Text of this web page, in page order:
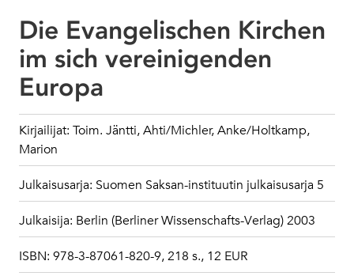
Die Evangelischen Kirchen
im sich vereinigenden
Europa
Kirjailijat: Toim. Jäntti, Ahti/Michler, Anke/Holtkamp,
Marion
Julkaisusarja: Suomen Saksan-instituutin julkaisusarja 5
Julkaisija: Berlin (Berliner Wissenschafts-Verlag) 2003
ISBN: 978-3-87061-820-9, 218 s., 12 EUR